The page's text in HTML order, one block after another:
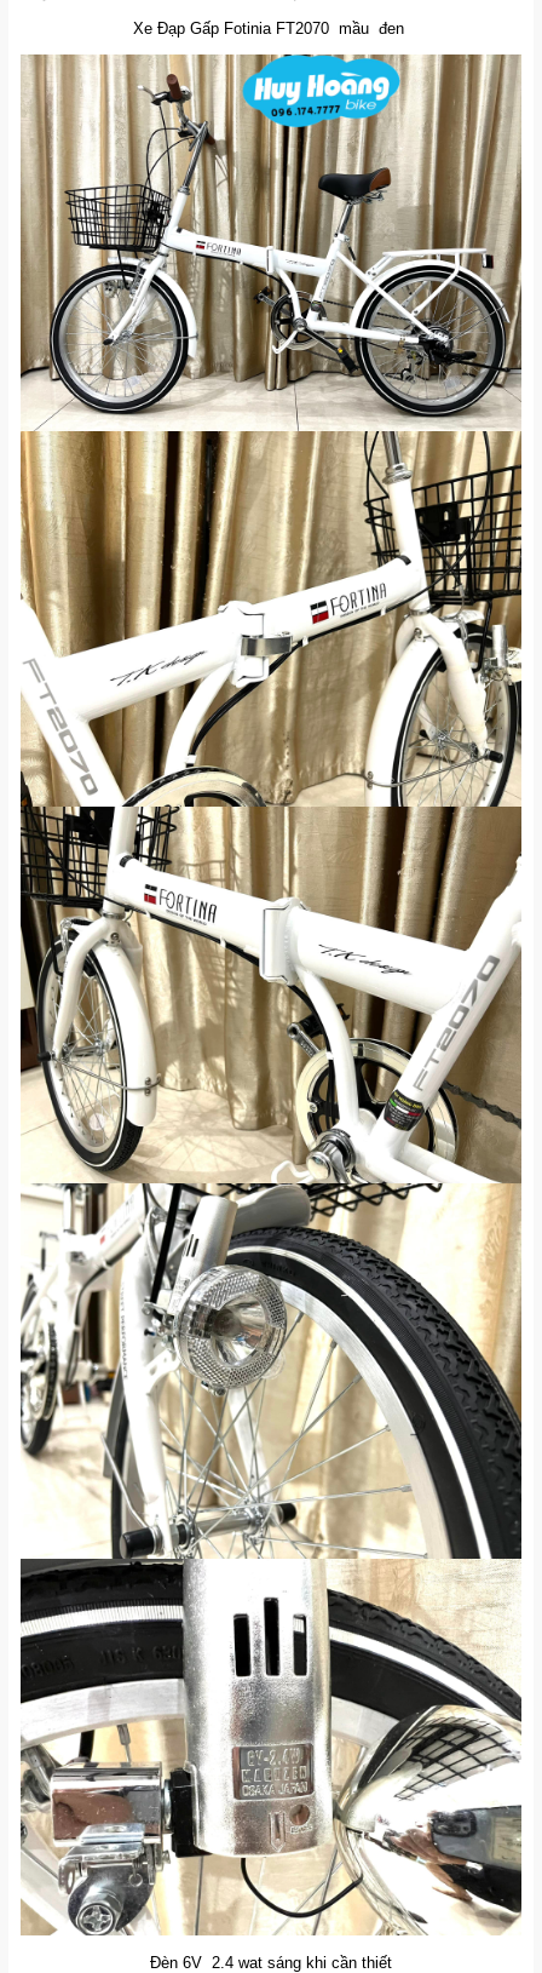
Xe Đạp Gấp Fotinia FT2070 mầu đen
Đèn 6V 2.4 wat sáng khi cần thiết